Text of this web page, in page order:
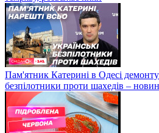
Пам'ятник Катерині в Одесі
безпілотники проти шахедів –